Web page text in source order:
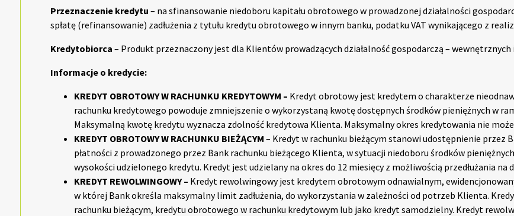
Przeznaczenie kredytu – na sfinansowanie niedoboru kapitału obrotowego w prowadzonej działalności
spłatę (refinansowanie) zadłużenia z tytułu kredytu obrotowego w innym banku, podatku VAT wynikającego z
Kredytobiorca – Produkt przeznaczony jest dla Klientów prowadzących działalność gospodarczą –
Informacje o kredycie:
KREDYT OBROTOWY W RACHUNKU KREDYTOWYM – Kredyt obrotowy jest kredytem o charakterze
rachunku kredytowego powoduje zmniejszenie o wykorzystaną kwotę dostępnych środków pieniężnych w
Maksymalną kwotę kredytu wyznacza zdolność kredytowa Klienta. Maksymalny okres kredytowania nie
KREDYT OBROTOWY W RACHUNKU BIEŻĄCYM – Kredyt w rachunku bieżącym stanowi udostępnienie przez
płatności z prowadzonego przez Bank rachunku bieżącego Klienta, w sytuacji niedoboru środków
wysokości udzielonego kredytu. Kredyt jest udzielany na okres do 12 miesięcy z możliwością przedłużania na
KREDYT REWOLWINGOWY – Kredyt rewolwingowy jest kredytem obrotowym odnawialnym,
w której Bank określa maksymalny limit zadłużenia, do wykorzystania w zależności od potrzeb Klienta.
rachunku bieżącym, kredytu obrotowego w rachunku kredytowym lub jako kredyt samodzielny. Kredyt